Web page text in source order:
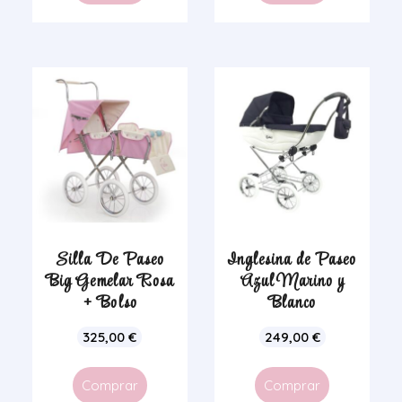
Silla De Paseo
Big Gemelar Rosa
+ Bolso
325,00€
Comprar
Inglesina de Paseo
Azul Marino y
Blanco
249,00 €
Comprar